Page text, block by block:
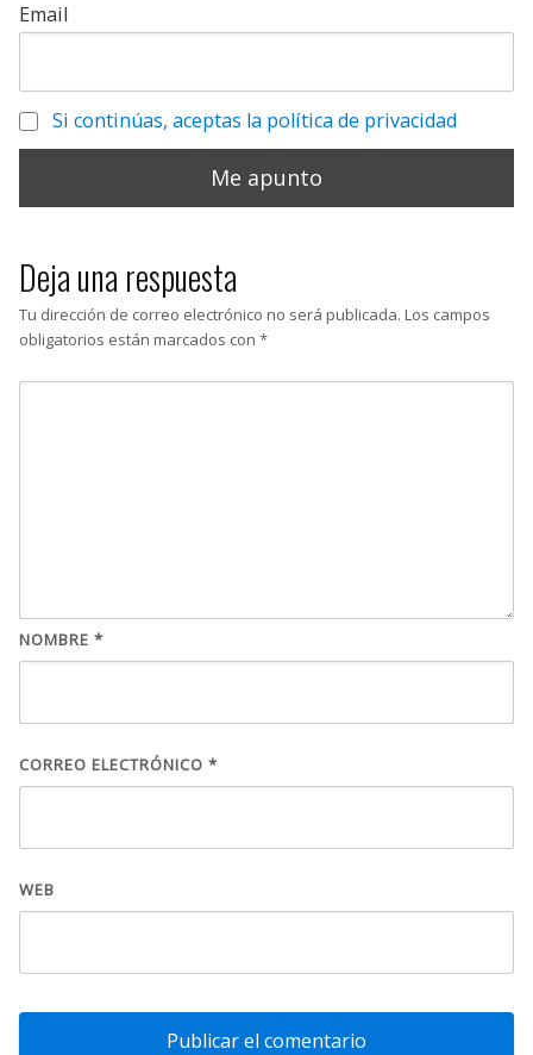
Email
Si continúas, aceptas la política de privacidad
Deja una respuesta
Tu dirección de correo electrónico no será publicada. Los campos
obligatorios están marcados con *
NOMBRE *
CORREO ELECTRÓNICO *
WEB